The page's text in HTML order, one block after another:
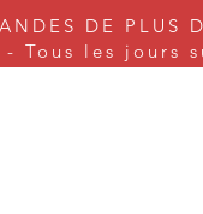
DE PLUS
- Tous les